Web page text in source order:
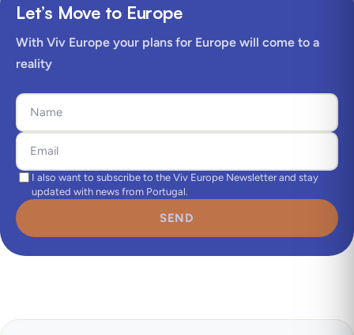
Let’s Move to Europe
With Viv Europe your plans for Europe will come to a
reality
I also want to subscribe to the Viv Europe Newsletter and stay
updated with news from Portugal.
SEND